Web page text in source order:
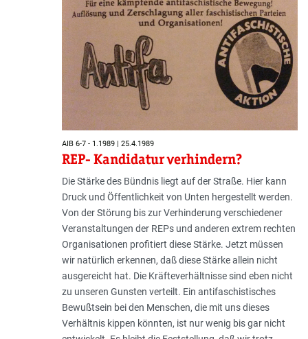
AIB 6-7 - 1.1989 | 25.4.1989
REP- Kandidatur verhindern?
Die Stärke des Bündnis liegt auf der Straße. Hier kann
Druck und Öffentlichkeit von Unten hergestellt werden.
Von der Störung bis zur Verhinderung verschiedener
Veranstaltungen der REPs und anderen extrem rechten
Organisationen profitiert diese Stärke. Jetzt müssen
wir natürlich erkennen, daß diese Stärke allein nicht
ausgereicht hat. Die Kräfteverhältnisse sind eben nicht
zu unseren Gunsten verteilt. Ein antifaschistisches
Bewußtsein bei den Menschen, die mit uns dieses
Verhältnis kippen könnten, ist nur wenig bis gar nicht